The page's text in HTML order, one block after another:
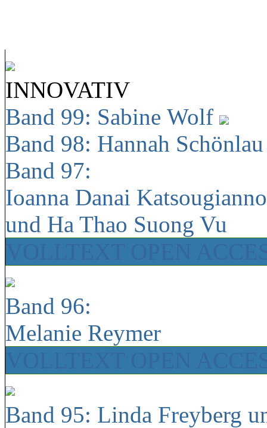
INNOVATIV
Band 99: Sabine Wolf
Band 98: Hannah
Band 97:
Ioanna Danai
und Ha Thao Suong Vu
Band 96:
Melanie Reymer
Band 95: Linda Freyberg